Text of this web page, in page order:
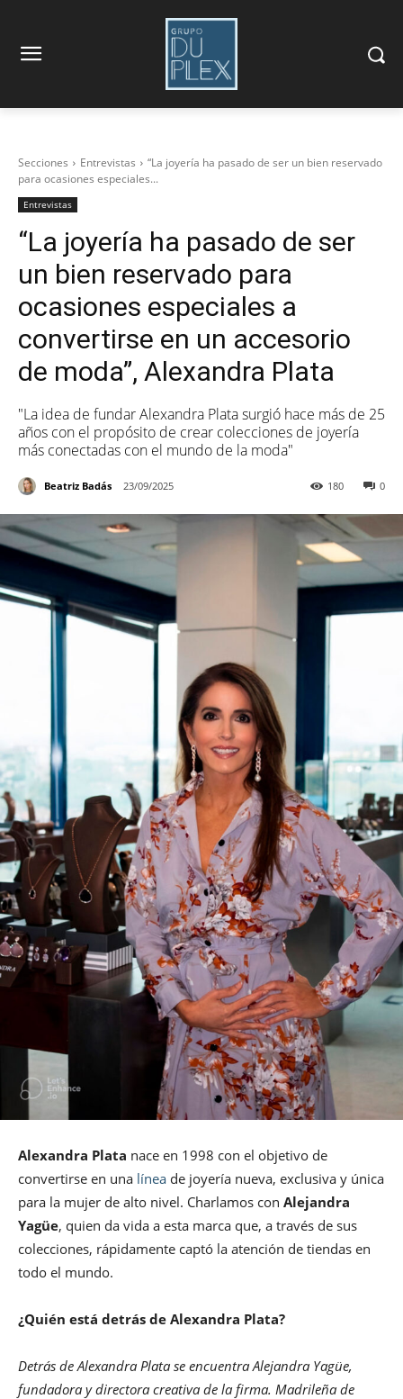
Secciones Entrevistas
“La joyería ha pasado de ser un bien reservado
para ocasiones especiales...
Entrevistas
“La joyería ha pasado de ser
un bien reservado para
ocasiones especiales a
convertirse en un accesorio
de moda”, Alexandra Plata
"La idea de fundar Alexandra Plata surgió hace más de 25
años con el propósito de crear colecciones de joyería
más conectadas con el mundo de la moda"
Beatriz Badás 23/09/2025 0
180
Alexandra Plata nace en 1998 con el objetivo de
convertirse en una línea de joyería nueva, exclusiva y única
para la mujer de alto nivel. Charlamos con Alejandra
Yagüe, quien da vida a esta marca que, a través de sus
colecciones, rápidamente captó la atención de tiendas en
todo el mundo.
¿Quién está detrás de Alexandra Plata?
Detrás de Alexandra Plata se encuentra Alejandra Yagüe,
fundadora y directora creativa de la firma. Madrileña de